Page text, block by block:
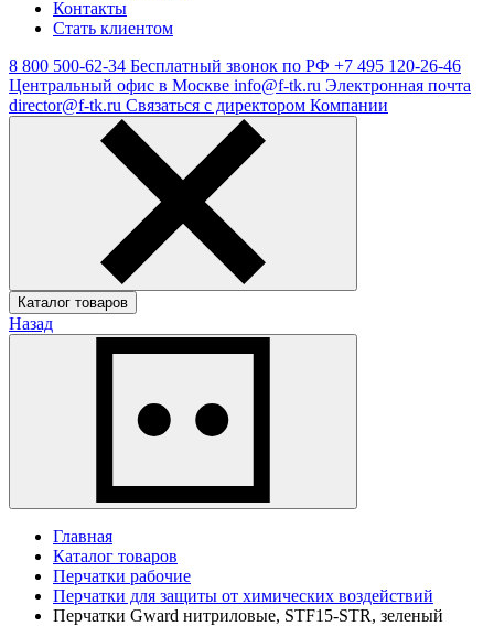
Контакты
Стать клиентом
8 800 500-62-34 Бесплатный звонок по РФ +7 495 120-26-46
Центральный офис в Москве info@f-tk.ru Электронная почта
director@f-tk.ru Связаться с директором Компании
Каталог товаров
Назад
Главная
Каталог товаров
Перчатки рабочие
Перчатки для защиты от химических воздействий
Перчатки Gward нитриловые, STF15-STR, зеленый